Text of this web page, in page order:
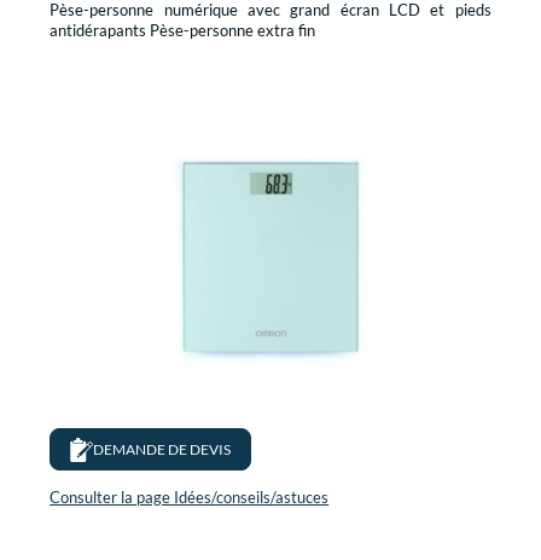
Pèse-personne numérique avec grand écran LCD et pieds
antidérapants Pèse-personne extra fin
DEMANDE DE DEVIS
Consulter la page Idées/conseils/astuces